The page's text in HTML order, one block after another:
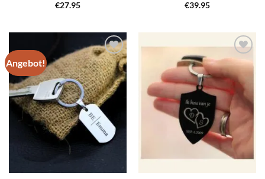
€27.95
€39.95
Angebot!
Zur
Wunschliste
hinzufügen
Zur
Wunschliste
hinzufügen